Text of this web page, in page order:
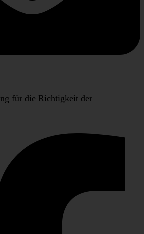
für die Richtigkeit der